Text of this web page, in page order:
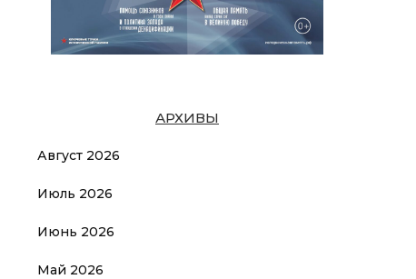
АРХИВЫ
Август 2026
Июль 2026
Июнь 2026
Май 2026